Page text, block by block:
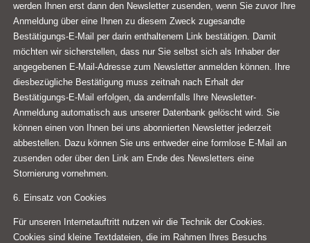
werden Ihnen erst dann den Newsletter zusenden, wenn Sie zuvor Ihre
Anmeldung über eine Ihnen zu diesem Zweck zugesandte
Bestätigungs-E-Mail per darin enthaltenem Link bestätigen. Damit
möchten wir sicherstellen, dass nur Sie selbst sich als Inhaber der
angegebenen E-Mail-Adresse zum Newsletter anmelden können. Ihre
diesbezügliche Bestätigung muss zeitnah nach Erhalt der
Bestätigungs-E-Mail erfolgen, da andernfalls Ihre Newsletter-
Anmeldung automatisch aus unserer Datenbank gelöscht wird. Sie
können einen von Ihnen bei uns abonnierten Newsletter jederzeit
abbestellen. Dazu können Sie uns entweder eine formlose E-Mail an
zusenden oder über den Link am Ende des Newsletters eine
Stornierung vornehmen.
6. Einsatz von Cookies
Für unseren Internetauftritt nutzen wir die Technik der Cookies.
Cookies sind kleine Textdateien, die im Rahmen Ihres Besuchs